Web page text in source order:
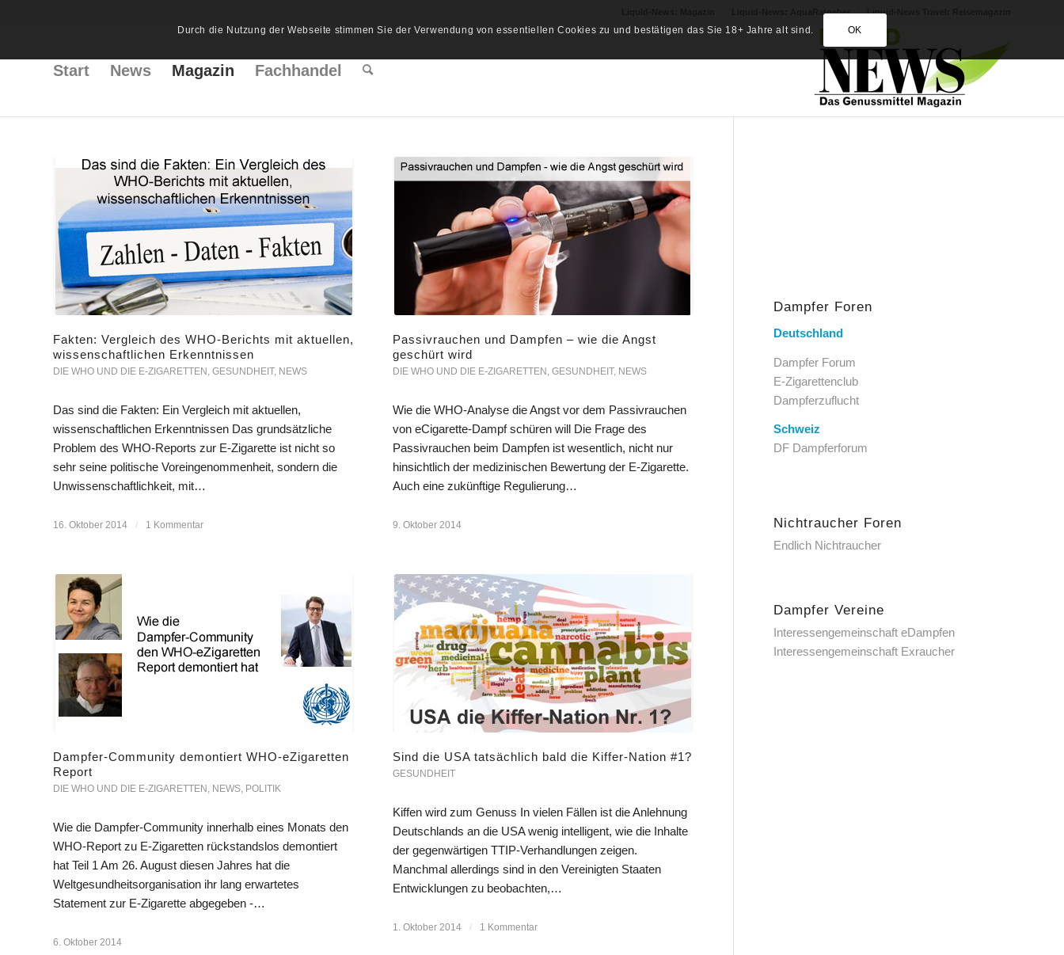
Liquid-News: AquaRatgeber Liquid-News Travel: Reisemagazin
Start News Magazin Fachhandel
Fakten: Vergleich des WHO-Berichts mit aktuellen,
wissenschaftlichen Erkenntnissen
DIE WHO UND DIE E-ZIGARETTEN , GESUNDHEIT, NEWS
Das sind die Fakten: Ein Vergleich mit aktuellen,
wissenschaftlichen Erkenntnissen Das grundsätzliche
Problem des WHO-Reports zur E-Zigarette ist nicht so
sehr seine politische Voreingenommenheit, sondern die
Unwissenschaftlichkeit, mit…
16. Oktober 2014 / 1 Kommentar
Passivrauchen und Dampfen – wie die Angst
geschürt wird
DIE WHO UND DIE E-ZIGARETTEN , GESUNDHEIT, NEWS
Wie die WHO-Analyse die Angst vor dem Passivrauchen
von eCigarette-Dampf schüren will Die Frage des
Passivrauchen beim Dampfen ist wesentlich, nicht nur
hinsichtlich der medizinischen Bewertung der E-Zigarette.
Auch eine zukünftige Regulierung…
9. Oktober 2014
Dampfer-Community demontiert WHO-eZigaretten
Report
DIE WHO UND DIE E-ZIGARETTEN , NEWS, POLITIK
Wie die Dampfer-Community innerhalb eines Monats den
WHO-Report zu E-Zigaretten rückstandslos demontiert
hat Teil 1 Am 26. August diesen Jahres hat die
Weltgesundheitsorganisation ihr lang erwartetes
Statement zur E-Zigarette abgegeben -…
6. Oktober 2014
Sind die USA tatsächlich bald die Kiffer-Nation #1?
GESUNDHEIT
Kiffen wird zum Genuss In vielen Fällen ist die Anlehnung
Deutschlands an die USA wenig intelligent, wie die Inhalte
der gegenwärtigen TTIP-Verhandlungen zeigen.
Manchmal allerdings sind in den Vereinigten Staaten
Entwicklungen zu beobachten,…
1. Oktober 2014 / 1 Kommentar
Dampfer Foren
Deutschland
Dampfer Forum
E-Zigarettenclub
Dampferzuflucht
Schweiz
DF Dampferforum
Nichtraucher Foren
Endlich Nichtraucher
Dampfer Vereine
Interessengemeinschaft eDampfen
Interessengemeinschaft Exraucher
Durch die Nutzung der Webseite stimmen Sie der Verwendung von essentiellen Cookies zu und bestätigen das Sie 18+ Jahre alt sind. OK